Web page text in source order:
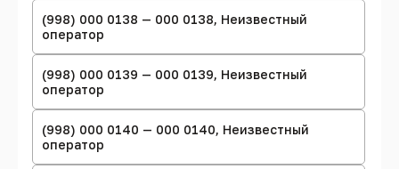
(998) 000 0138 — 000 0138, Неизвестный
оператор
(998) 000 0139 — 000 0139, Неизвестный
оператор
(998) 000 0140 — 000 0140, Неизвестный
оператор